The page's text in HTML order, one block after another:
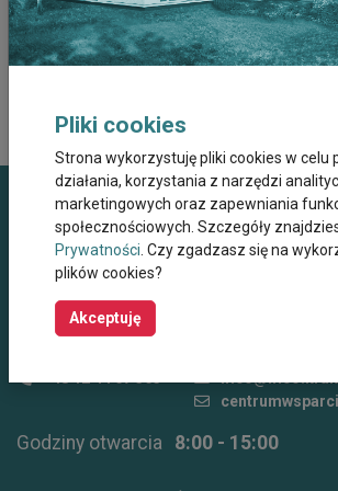
Zaakceptowanie powyższych danych
zgody na postanowienia Polityki Prywatności
Pliki cookies
Strona wykorzystuję pliki cookies w celu
działania, korzystania z narzędzi
marketingowych oraz zapewniania
społecznościowych. Szczegóły
Prywatności . Czy zgadzasz się na
plików cookies?
Akceptuję
Dane kontaktowe
Miejskie Centrum Opieki dla Osób
Przewlekle Niepełnosprawnych oraz
Niesamodzielnych w Krakowie
ul. Wielicka 267, 30-663 Kraków
Godziny otwarcia 8:00 - 15:00